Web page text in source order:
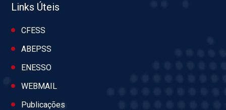
Links Úteis
CFESS
ABEPSS
ENESSO
WEBMAIL
Publicações